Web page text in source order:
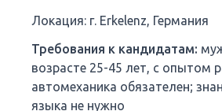
Локация: г. Erkelenz, Германия
Требования к кандидатам:
возрасте 25-45 лет, с опытом
автомеханика обязателен;
языка не нужно